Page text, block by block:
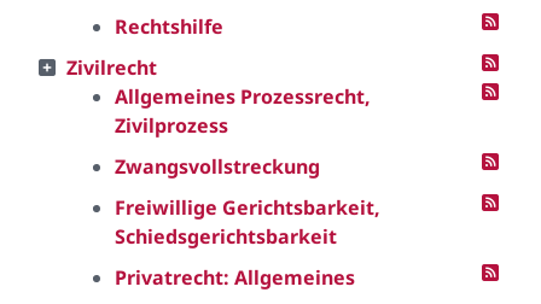
Rechtshilfe
Zivilrecht
Allgemeines Prozessrecht,
Zivilprozess
Zwangsvollstreckung
Freiwillige Gerichtsbarkeit,
Schiedsgerichtsbarkeit
Privatrecht: Allgemeines